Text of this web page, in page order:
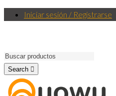
Iniciar sesión / Registrarse
Search